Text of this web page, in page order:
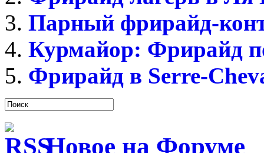
Парный фрирайд-
Курмайор: Фрирайд
Фрирайд в Serre-
Новое на Форуме